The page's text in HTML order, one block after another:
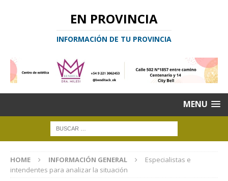
EN PROVINCIA
INFORMACIÓN DE TU PROVINCIA
MENU
HOME INFORMACIÓN GENERAL
Especialistas e
intendentes para analizar la situación